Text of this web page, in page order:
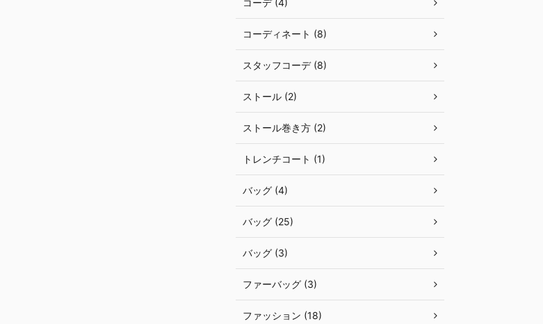
コーディネート (8)
スタッフコーデ (8)
ストール (2)
ストール巻き方 (2)
トレンチコート (1)
バッグ (4)
バッグ (25)
バッグ (3)
ファーバッグ (3)
ファッション (18)